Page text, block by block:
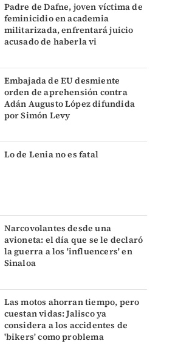
Padre de Dafne, joven víctima de
feminicidio en academia
militarizada, enfrentará juicio
acusado de haberla vi
Embajada de EU desmiente
orden de aprehensión contra
Adán Augusto López difundida
por Simón Levy
Lo de Lenia no es fatal
Narcovolantes desde una
avioneta: el día que se le declaró
la guerra a los 'influencers' en
Sinaloa
Las motos ahorran tiempo, pero
cuestan vidas: Jalisco ya
considera a los accidentes de
'bikers' como problema